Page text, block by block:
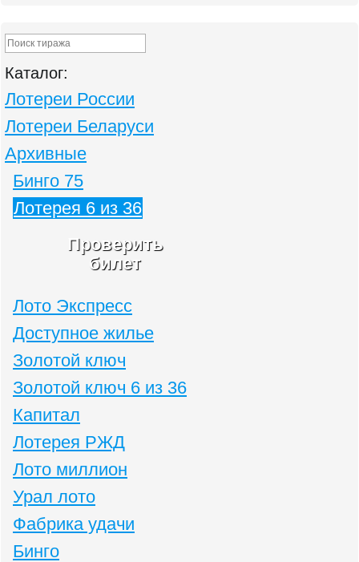
Каталог:
Лотереи России
Лотереи Беларуси
Архивные
Бинго 75
Лотерея 6 из 36
Проверить
билет
Лото Экспресс
Доступное жилье
Золотой ключ
Золотой ключ 6 из 36
Капитал
Лотерея РЖД
Лото миллион
Урал лото
Фабрика удачи
Бинго